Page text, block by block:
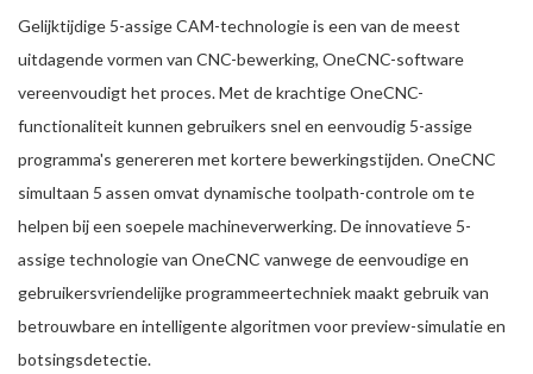
Gelijktijdige 5-assige CAM-technologie is een van de meest
uitdagende vormen van CNC-bewerking, OneCNC-software
vereenvoudigt het proces. Met de krachtige OneCNC-
functionaliteit kunnen gebruikers snel en eenvoudig 5-assige
programma's genereren met kortere bewerkingstijden. OneCNC
simultaan 5 assen omvat dynamische toolpath-controle om te
helpen bij een soepele machineverwerking. De innovatieve 5-
assige technologie van OneCNC vanwege de eenvoudige en
gebruikersvriendelijke programmeertechniek maakt gebruik van
betrouwbare en intelligente algoritmen voor preview-simulatie en
botsingsdetectie.